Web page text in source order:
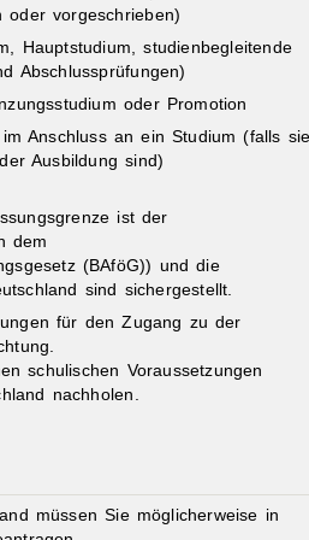
oder vorgeschrieben)
Hauptstudium, studienbegleitende
Abschlussprüfungen)
oder Promotion
Anschluss an ein Studium (falls
Ausbildung sind)
ist der
dem
(BAföG)) und die
sind sichergestellt.
für den Zugang zu der
schulischen Voraussetzungen
nachholen.
müssen Sie möglicherweise in